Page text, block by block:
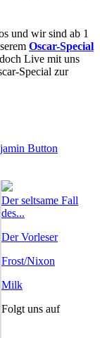
und wir sind ab 1
Oscar-Special
Live mit uns
Special zur
Button
Der seltsame Fall
des...
Der Vorleser
Frost/Nixon
Milk
Folgt uns auf